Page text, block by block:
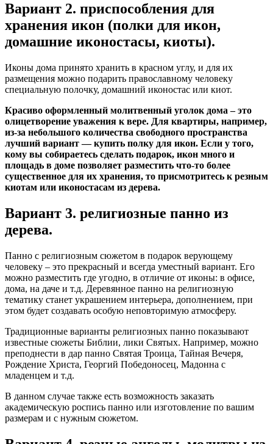
Вариант 2. приспособления для
хранения икон (полки для икон,
домашние иконостасы, киоты).
Иконы дома принято хранить в красном углу, и для их
размещения можно подарить православному человеку
специальную полочку, домашний иконостас или киот.
Красиво оформленный молитвенный уголок дома – это
олицетворение уважения к вере. Для квартиры, например,
из-за небольшого количества свободного пространства
лучший вариант — купить полку для икон. Если у того,
кому вы собираетесь сделать подарок, икон много и
площадь в доме позволяет разместить что-то более
существенное для их хранения, то присмотритесь к резным
киотам или иконостасам из дерева.
Вариант 3. религиозные панно из
дерева.
Панно с религиозным сюжетом в подарок верующему
человеку – это прекрасный и всегда уместный вариант. Его
можно разместить где угодно, в отличие от иконы: в офисе,
дома, на даче и т.д. Деревянное панно на религиозную
тематику станет украшением интерьера, дополнением, при
этом будет создавать особую неповторимую атмосферу.
Традиционные варианты религиозных панно показывают
известные сюжеты Библии, лики Святых. Например, можно
преподнести в дар панно Святая Троица, Тайная Вечеря,
Рождение Христа, Георгий Победоносец, Мадонна с
младенцем и т.д.
В данном случае также есть возможность заказать
академическую роспись панно или изготовление по вашим
размерам и с нужным сюжетом.